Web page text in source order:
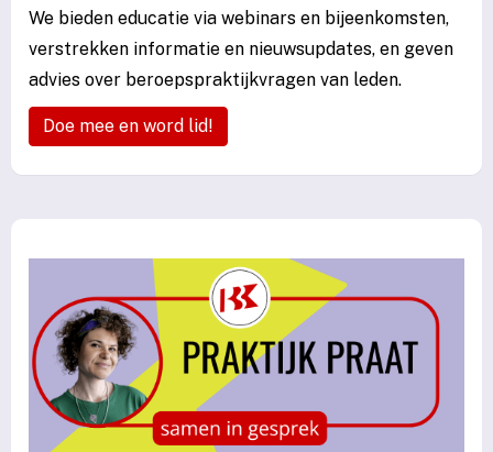
We bieden educatie via webinars en bijeenkomsten,
verstrekken informatie en nieuwsupdates, en geven
advies over beroepspraktijkvragen van leden.
Doe mee en word lid!